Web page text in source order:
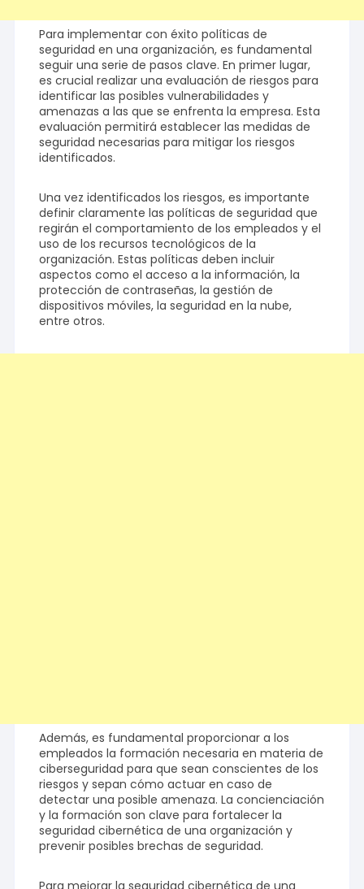
Para implementar con éxito políticas de
seguridad en una organización, es fundamental
seguir una serie de pasos clave. En primer lugar,
es crucial realizar una evaluación de riesgos para
identificar las posibles vulnerabilidades y
amenazas a las que se enfrenta la empresa. Esta
evaluación permitirá establecer las medidas de
seguridad necesarias para mitigar los riesgos
identificados.
Una vez identificados los riesgos, es importante
definir claramente las políticas de seguridad que
regirán el comportamiento de los empleados y el
uso de los recursos tecnológicos de la
organización. Estas políticas deben incluir
aspectos como el acceso a la información, la
protección de contraseñas, la gestión de
dispositivos móviles, la seguridad en la nube,
entre otros.
Además, es fundamental proporcionar a los
empleados la formación necesaria en materia de
ciberseguridad para que sean conscientes de los
riesgos y sepan cómo actuar en caso de
detectar una posible amenaza. La concienciación
y la formación son clave para fortalecer la
seguridad cibernética de una organización y
prevenir posibles brechas de seguridad.